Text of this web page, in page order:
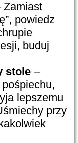
Zamiast
powiedz
buduj
stole –
lepszemu
przy